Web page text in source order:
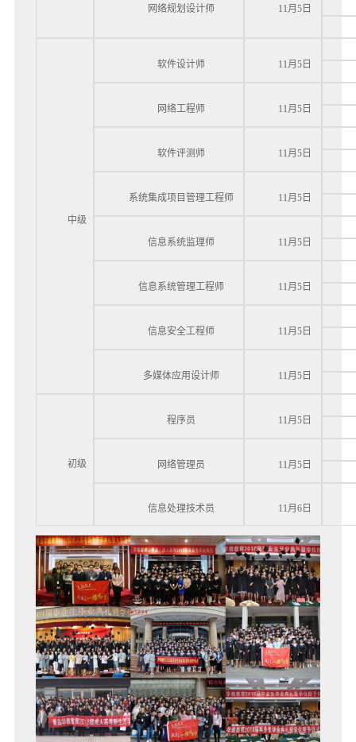
网络规划设计师 11月5日
中级
软件设计师 11月5日
网络工程师 11月5日
软件评测师 11月5日
系统集成项目管理工程师 11月5日
信息系统监理师 11月5日
信息系统管理工程师 11月5日
信息安全工程师 11月5日
多媒体应用设计师 11月5日
初级
程序员 11月5日
网络管理员 11月5日
信息处理技术员 11月6日